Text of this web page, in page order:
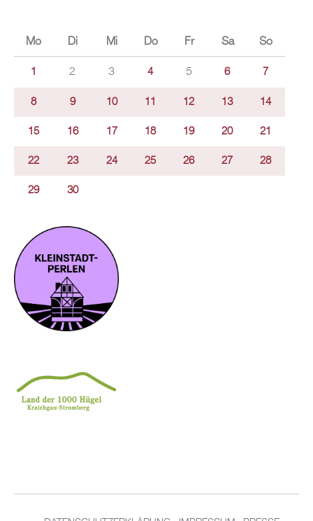
Mo Di Mi Do Fr Sa So
1 2 3 4 5 6 7
8 9 10 11 12 13 14
15 16 17 18 19 20 21
22 23 24 25 26 27 28
29 30